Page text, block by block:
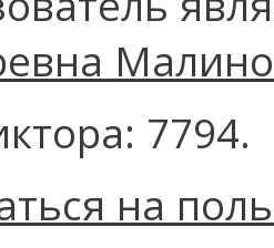
7794.
на